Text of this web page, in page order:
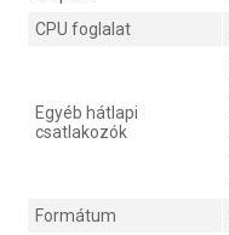
CPU foglalat
Egyéb hátlapi
csatlakozók
Formátum